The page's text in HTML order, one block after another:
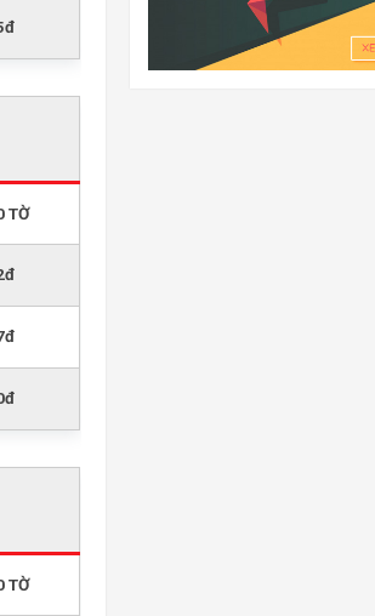
TỜ
TỜ